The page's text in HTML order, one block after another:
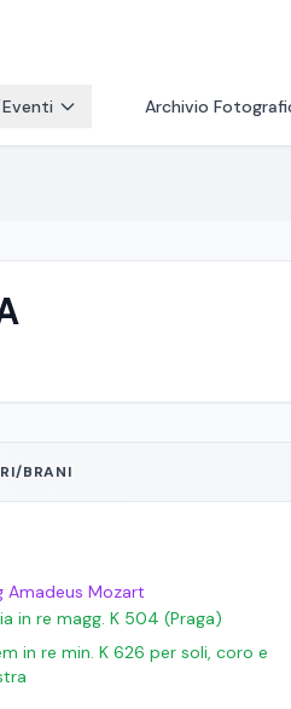
Archivio
BRANI
Amadeus Mozart
in re magg. K 504 (Praga)
in re min. K 626 per soli, coro e